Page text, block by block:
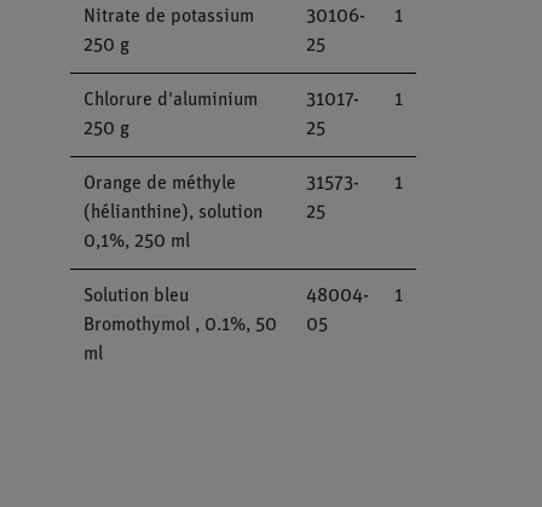
Nitrate de potassium
250 g
30106-
25
1
Chlorure d'aluminium
250 g
31017-
25
1
Orange de méthyle
(hélianthine), solution
0,1%, 250 ml
31573-
25
1
Solution bleu
Bromothymol , 0.1%, 50
ml
48004-
05
1